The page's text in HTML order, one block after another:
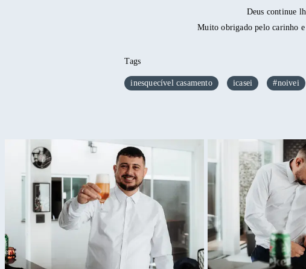
Deus continue
Muito obrigado pelo carinho
Tags
inesquecível casamento icasei #noivei